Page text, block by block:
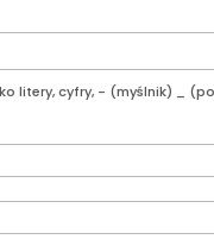
litery, cyfry, - (myślnik) _